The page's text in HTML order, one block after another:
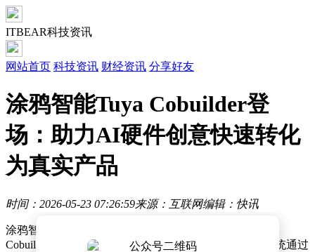
ITBEAR科技资讯
网站首页 科技资讯 财经资讯 分享好友
涂鸦智能Tuya Cobuilder登
场：助力AI硬件创意快速转化
为真实产品
时间：2026-05-23 07:26:59来源：互联网编辑：快讯
涂鸦智能近期正式推出端到端物理AI生成系统Tuya
Cobuilder，为智能硬件开发领域带来突破性变革。该系统通过